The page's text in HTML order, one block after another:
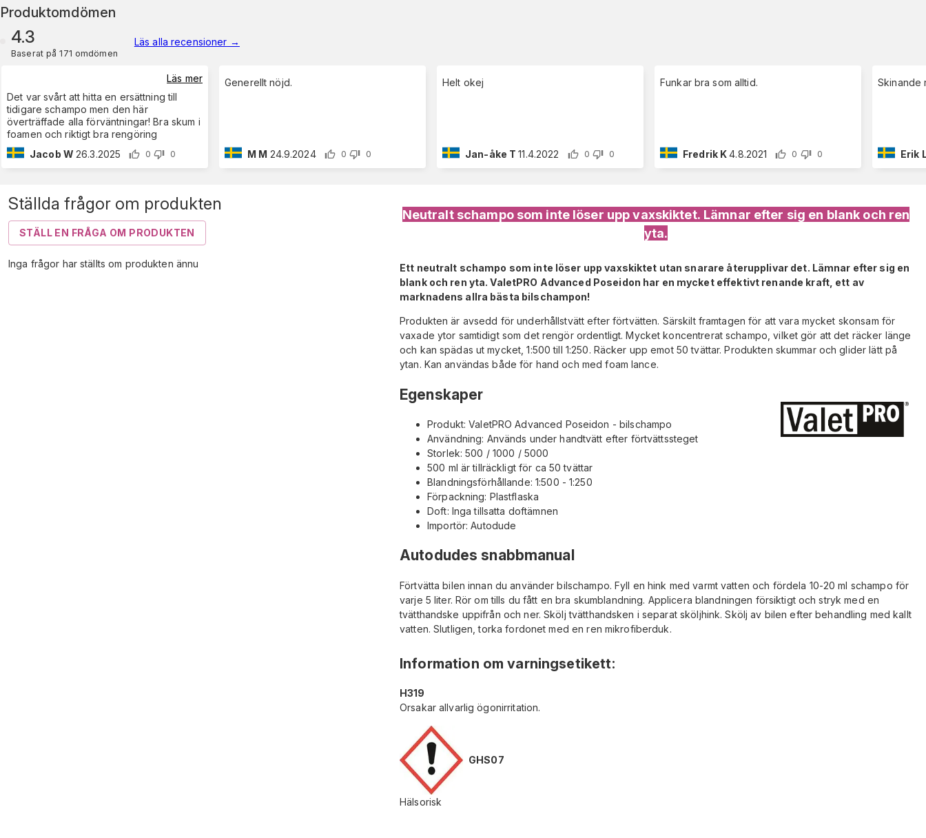
Produktomdömen
4.3
Baserat på 171 omdömen
Läs alla recensioner →
Läs mer
Det var svårt att hitta en ersättning till
tidigare schampo men den här
överträffade alla förväntningar! Bra skum i
foamen och riktigt bra rengöring
Jacob W 26.3.2025 0 0
Generellt nöjd.
M M 24.9.2024 0 0
Helt okej
Jan-åke T 11.4.2022 0 0
Funkar bra som alltid.
Fredrik K4.8.2021 0 0
Skinande
Erik
Ställda frågor om produkten
STÄLL EN FRÅGA OM PRODUKTEN
Inga frågor har ställts om produkten ännu
Neutralt schampo som inte löser upp vaxskiktet. Lämnar efter sig en blank och ren
yta.
Ett neutralt schampo som inte löser upp vaxskiktet utan snarare återupplivar det. Lämnar efter sig en
blank och ren yta. ValetPRO Advanced Poseidon har en mycket effektivt renande kraft, ett av
marknadens allra bästa bilschampon!
Produkten är avsedd för underhållstvätt efter förtvätten. Särskilt framtagen för att vara mycket skonsam för
vaxade ytor samtidigt som det rengör ordentligt. Mycket koncentrerat schampo, vilket gör att det räcker länge
och kan spädas ut mycket, 1:500 till 1:250. Räcker upp emot 50 tvättar. Produkten skummar och glider lätt på
ytan. Kan användas både för hand och med foam lance.
Egenskaper
Produkt: ValetPRO Advanced Poseidon - bilschampo
Användning: Används under handtvätt efter förtvättssteget
Storlek: 500 / 1000 / 5000
500 ml är tillräckligt för ca 50 tvättar
Blandningsförhållande: 1:500 - 1:250
Förpackning: Plastflaska
Doft: Inga tillsatta doftämnen
Importör: Autodude
Autodudes snabbmanual
Förtvätta bilen innan du använder bilschampo. Fyll en hink med varmt vatten och fördela 10-20 ml schampo för
varje 5 liter. Rör om tills du fått en bra skumblandning. Applicera blandningen försiktigt och stryk med en
tvätthandske uppifrån och ner. Skölj tvätthandsken i separat sköljhink. Skölj av bilen efter behandling med kallt
vatten. Slutligen, torka fordonet med en ren mikrofiberduk.
Information om varningsetikett:
H319
Orsakar allvarlig ögonirritation.
GHS07
Hälsorisk